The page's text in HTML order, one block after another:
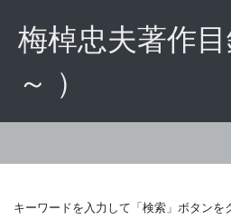
梅棹忠夫著作
～ ）
キーワードを入力して「検索」ボタンを